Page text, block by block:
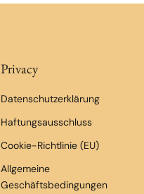
Privacy
Datenschutzerklärung
Haftungsausschluss
Cookie-Richtlinie (EU)
Allgemeine
Geschäftsbedingungen